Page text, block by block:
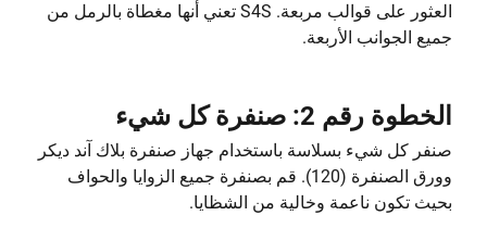
العثور على قوالب مربعة. S4S تعني أنها مغطاة بالرمل من
جميع الجوانب الأربعة.
الخطوة رقم 2: صنفرة كل شيء
صنفر كل شيء بسلاسة باستخدام جهاز صنفرة بلاك آند ديكر
وورق الصنفرة (120). قم بصنفرة جميع الزوايا والحواف
بحيث تكون ناعمة وخالية من الشظايا.